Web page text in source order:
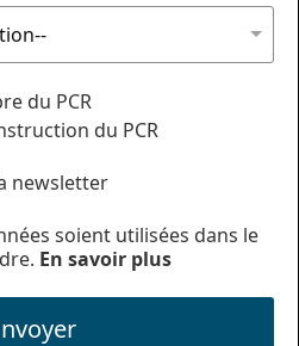
du PCR
du PCR
newsletter
soient utilisées dans le
En savoir plus